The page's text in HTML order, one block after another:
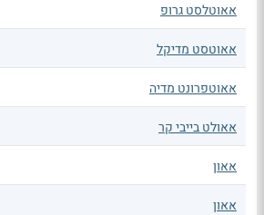
אאוטלסט גרופ
אאוטסט מדיקל
אאוטפרונט מדיה
אאולט בייבי קר
אאון
אאון